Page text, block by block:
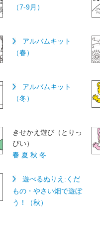
（7-9月）
アルバムキット
（春）
アルバムキット
（冬）
きせかえ遊び（とりっ
ぴい）
春 夏 秋 冬
遊べるぬりえ:くだ
もの・やさい畑で遊ぼ
う！（秋）